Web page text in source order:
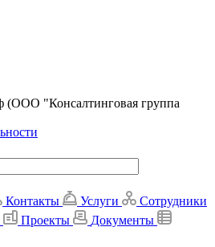
(ООО "Консалтинговая группа
Контакты Услуги
Сотрудники
Проекты
Документы